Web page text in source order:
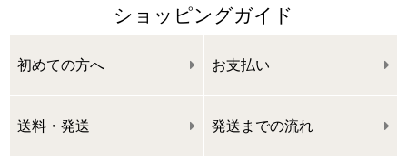
ショッピングガイド
初めての方へ お支払い
送料・発送 発送までの流れ